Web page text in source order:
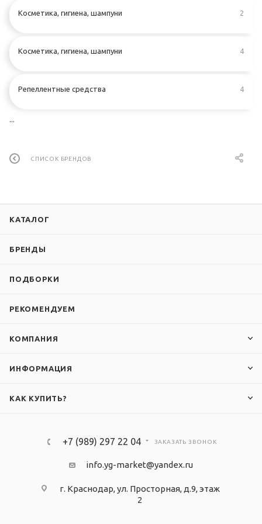
Косметика, гигиена, шампуни 2
Косметика, гигиена, шампуни 4
Репеллентные средства 4
...
СПИСОК БРЕНДОВ
КАТАЛОГ
БРЕНДЫ
ПОДБОРКИ
РЕКОМЕНДУЕМ
КОМПАНИЯ
ИНФОРМАЦИЯ
КАК КУПИТЬ?
+7 (989) 297 22 04 ЗАКАЗАТЬ ЗВОНОК
info.yg-market@yandex.ru
г. Краснодар, ул. Просторная, д.9, этаж
2